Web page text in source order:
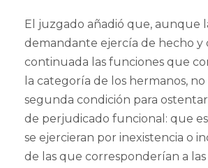
El juzgado añadió que, aunque
demandante ejercía de hecho y
continuada las funciones que
la categoría de los hermanos, no
segunda condición para
de perjudicado funcional: que
se ejercieran por inexistencia o
de las que corresponderían a las